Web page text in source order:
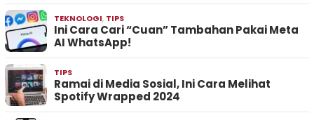
TEKNOLOGI, TIPS
Ini Cara Cari “Cuan” Tambahan Pakai Meta
AI WhatsApp!
TIPS
Ramai di Media Sosial, Ini Cara Melihat
Spotify Wrapped 2024